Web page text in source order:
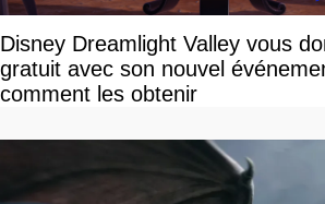
Disney Dreamlight Valley vous
gratuit avec son nouvel
comment les obtenir